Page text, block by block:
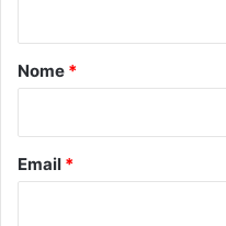
o
Nome *
Email *